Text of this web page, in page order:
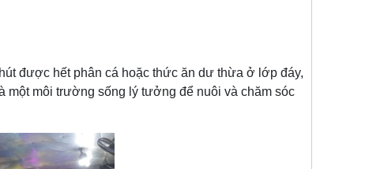
hết phân cá hoặc thức ăn dư thừa ở lớp đáy,
một môi trường sống lý tưởng để nuôi và chăm sóc